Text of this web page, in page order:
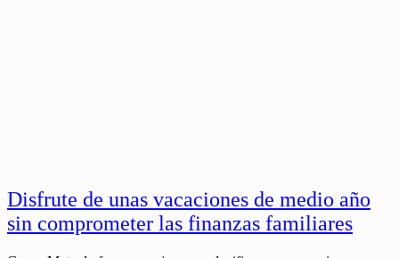
Disfrute de unas vacaciones de medio año
sin comprometer las finanzas familiares